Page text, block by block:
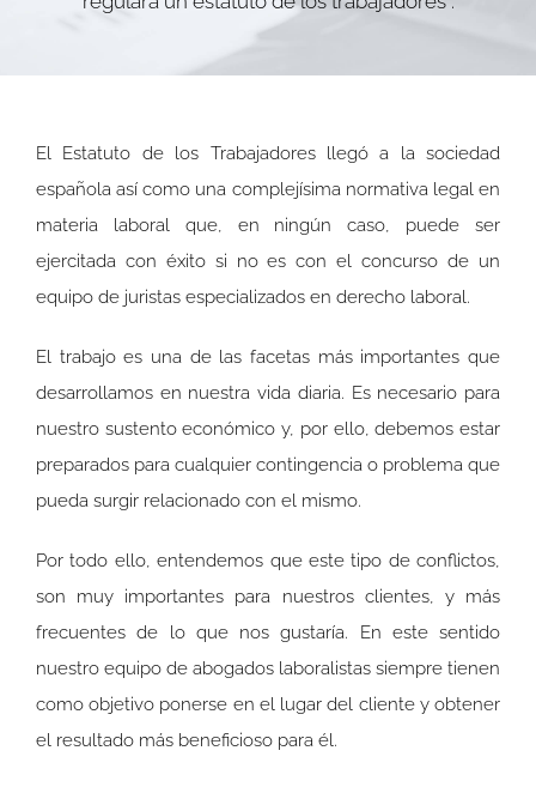
El Estatuto de los Trabajadores llegó a la sociedad
española así como una complejísima normativa legal en
materia laboral que, en ningún caso, puede ser
ejercitada con éxito si no es con el concurso de un
equipo de juristas especializados en derecho laboral.
El trabajo es una de las facetas más importantes que
desarrollamos en nuestra vida diaria. Es necesario para
nuestro sustento económico y, por ello, debemos estar
preparados para cualquier contingencia o problema que
pueda surgir relacionado con el mismo.
Por todo ello, entendemos que este tipo de conflictos,
son muy importantes para nuestros clientes, y más
frecuentes de lo que nos gustaría. En este sentido
nuestro equipo de abogados laboralistas siempre tienen
como objetivo ponerse en el lugar del cliente y obtener
el resultado más beneficioso para él.